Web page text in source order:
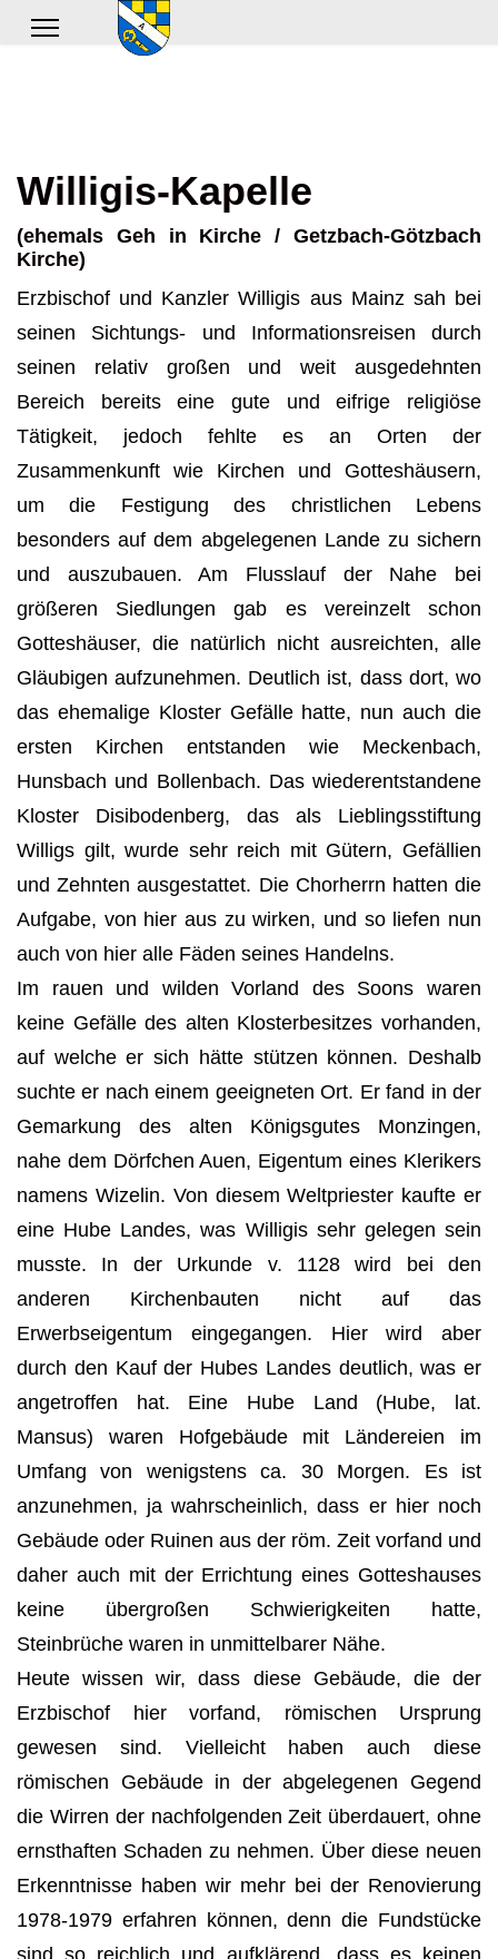
Willigis-Kapelle
(ehemals Geh in Kirche / Getzbach-Götzbach
Kirche)
Erzbischof und Kanzler Willigis aus Mainz sah bei
seinen Sichtungs- und Informationsreisen durch
seinen relativ großen und weit ausgedehnten
Bereich bereits eine gute und eifrige religiöse
Tätigkeit, jedoch fehlte es an Orten der
Zusammenkunft wie Kirchen und Gotteshäusern,
um die Festigung des christlichen Lebens
besonders auf dem abgelegenen Lande zu sichern
und auszubauen. Am Flusslauf der Nahe bei
größeren Siedlungen gab es vereinzelt schon
Gotteshäuser, die natürlich nicht ausreichten, alle
Gläubigen aufzunehmen. Deutlich ist, dass dort, wo
das ehemalige Kloster Gefälle hatte, nun auch die
ersten Kirchen entstanden wie Meckenbach,
Hunsbach und Bollenbach. Das wiederentstandene
Kloster Disibodenberg, das als Lieblingsstiftung
Willigs gilt, wurde sehr reich mit Gütern, Gefällien
und Zehnten ausgestattet. Die Chorherrn hatten die
Aufgabe, von hier aus zu wirken, und so liefen nun
auch von hier alle Fäden seines Handelns.
Im rauen und wilden Vorland des Soons waren
keine Gefälle des alten Klosterbesitzes vorhanden,
auf welche er sich hätte stützen können. Deshalb
suchte er nach einem geeigneten Ort. Er fand in der
Gemarkung des alten Königsgutes Monzingen,
nahe dem Dörfchen Auen, Eigentum eines Klerikers
namens Wizelin. Von diesem Weltpriester kaufte er
eine Hube Landes, was Willigis sehr gelegen sein
musste. In der Urkunde v. 1128 wird bei den
anderen Kirchenbauten nicht auf das
Erwerbseigentum eingegangen. Hier wird aber
durch den Kauf der Hubes Landes deutlich, was er
angetroffen hat. Eine Hube Land (Hube, lat.
Mansus) waren Hofgebäude mit Ländereien im
Umfang von wenigstens ca. 30 Morgen. Es ist
anzunehmen, ja wahrscheinlich, dass er hier noch
Gebäude oder Ruinen aus der röm. Zeit vorfand und
daher auch mit der Errichtung eines Gotteshauses
keine übergroßen Schwierigkeiten hatte,
Steinbrüche waren in unmittelbarer Nähe.
Heute wissen wir, dass diese Gebäude, die der
Erzbischof hier vorfand, römischen Ursprung
gewesen sind. Vielleicht haben auch diese
römischen Gebäude in der abgelegenen Gegend
die Wirren der nachfolgenden Zeit überdauert, ohne
ernsthaften Schaden zu nehmen. Über diese neuen
Erkenntnisse haben wir mehr bei der Renovierung
1978-1979 erfahren können, denn die Fundstücke
sind so reichlich und aufklärend, dass es keinen